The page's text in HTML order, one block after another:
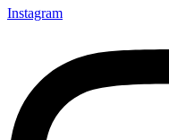
Instagram